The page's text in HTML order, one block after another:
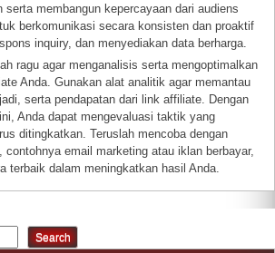
serta membangun kepercayaan dari audiens
berkomunikasi secara konsisten dan proaktif
inquiry, dan menyediakan data berharga.
ragu agar menganalisis serta mengoptimalkan
Anda. Gunakan alat analitik agar memantau
serta pendapatan dari link affiliate. Dengan
Anda dapat mengevaluasi taktik yang
ditingkatkan. Teruslah mencoba dengan
contohnya email marketing atau iklan berbayar,
terbaik dalam meningkatkan hasil Anda.
Search